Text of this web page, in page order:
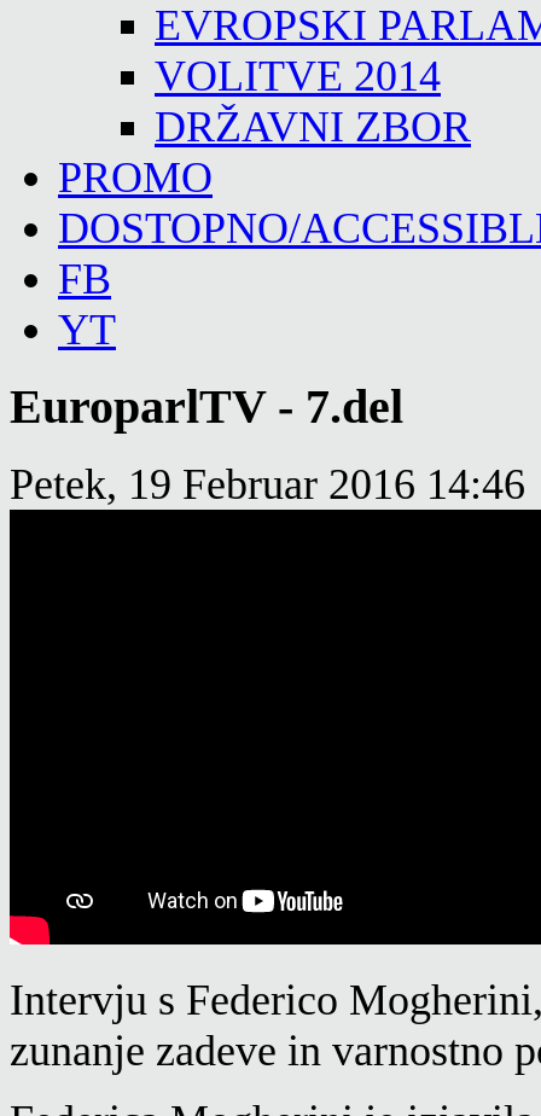
EVROPSKI
VOLITVE 2014
DRŽAVNI ZBOR
PROMO
DOSTOPNO/
FB
YT
EuroparlTV - 7.del
Petek, 19 Februar 2016 14:46
Intervju s Federico
zunanje zadeve in varnostno